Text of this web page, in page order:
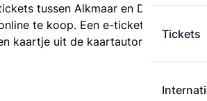
Tickets
tussen Alkmaar en Dalfsen.
te koop. Een e-ticket is altijd
kaartje uit de kaartautomaat.